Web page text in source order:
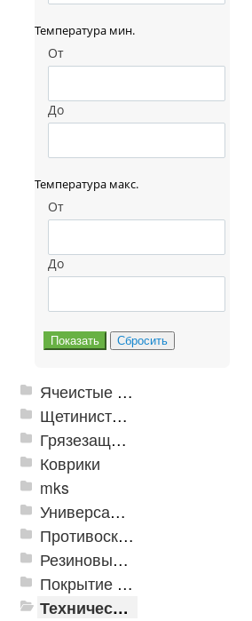
Температура мин.
От
До
Температура макс.
От
До
Ячеистые грязезащитные покрытия
Щетинистые покрытия
Грязезащитные, влаговпитывающие покрытия
Коврики
mks
Универсальные модульные покрытия
Противоскользящая защита для лестниц, профили, ленты
Резиновые и ПВХ дорожки
Покрытие из резиновой крошки
Техническая резина